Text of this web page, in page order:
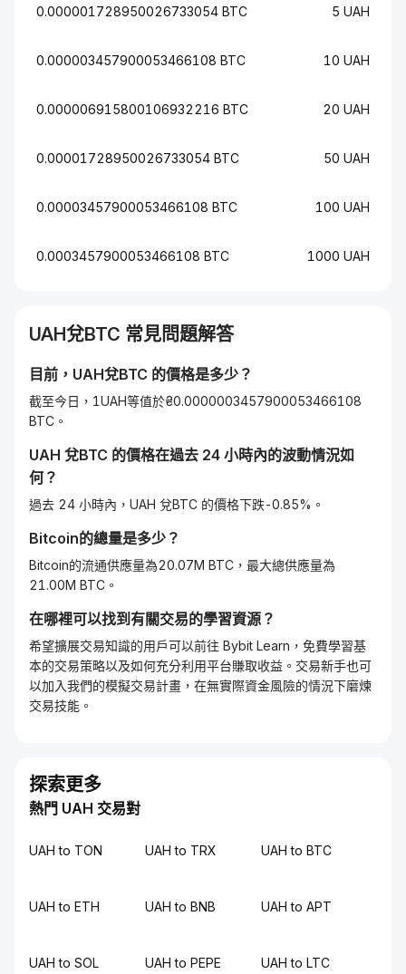
0.000001728950026733054 BTC 5 UAH
0.000003457900053466108 BTC 10 UAH
0.000006915800106932216 BTC 20 UAH
0.00001728950026733054 BTC 50 UAH
0.00003457900053466108 BTC 100 UAH
0.0003457900053466108 BTC 1000 UAH
UAH兌BTC 常見問題解答
目前， UAH兌BTC 的價格是多少？
截至今日，1UAH等值於₴0.0000003457900053466108
BTC。
UAH 兌BTC 的價格在過去 24 小時內的波動情況如
何？
過去 24 小時內，UAH 兌BTC 的價格下跌-0.85%。
Bitcoin的總量是多少？
Bitcoin的流通供應量為20.07M BTC，最大總供應量為
21.00M BTC。
在哪裡可以找到有關交易的學習資源？
希望擴展交易知識的用戶可以前往 Bybit Learn，免費學習基
本的交易策略以及如何充分利用平台賺取收益。交易新手也可
以加入我們的模擬交易計畫，在無實際資金風險的情況下磨煉
交易技能。
探索更多
熱門 UAH 交易對
UAH to TON UAH to TRX UAH to BTC
UAH to ETH UAH to BNB UAH to APT
UAH to SOL UAH to PEPE UAH to LTC